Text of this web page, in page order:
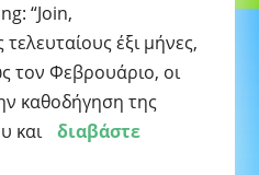
“Join,
έξι μήνες,
τον Φεβρουάριο, oι
καθοδήγηση της
και διαβάστε